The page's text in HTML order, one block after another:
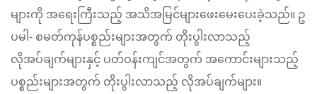
များကို အရေးကြီးသည့် အသိအမြင်များဖေးမေးပေးခဲ့သည်။ ဥ
ပမါ- စမတ်ကုန်ပစ္စည်းများအတွက် တိုးပွါးလာသည့်
လိုအပ်ချက်များနှင့် ပတ်ဝန်းကျင်အတွက် အကောင်းများသည့်
ပစ္စည်းများအတွက် တိုးပွါးလာသည့် လိုအပ်ချက်များ။